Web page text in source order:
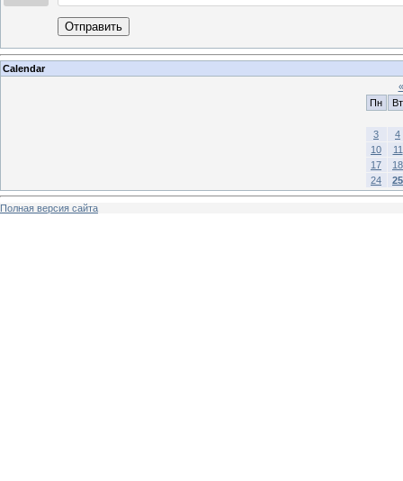
Отправить
Calendar
«
Пн
Вт
3
4
10
11
17
18
24
25
Полная версия сайта